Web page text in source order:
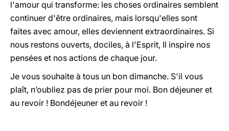
l'amour qui transforme: les choses ordinaires semblent
continuer d'être ordinaires, mais lorsqu'elles sont
faites avec amour, elles deviennent extraordinaires. Si
nous restons ouverts, dociles, à l'Esprit, Il inspire nos
pensées et nos actions de chaque jour.
Je vous souhaite à tous un bon dimanche. S'il vous
plaît, n’oubliez pas de prier pour moi. Bon déjeuner et
au revoir ! Bondéjeuner et au revoir !